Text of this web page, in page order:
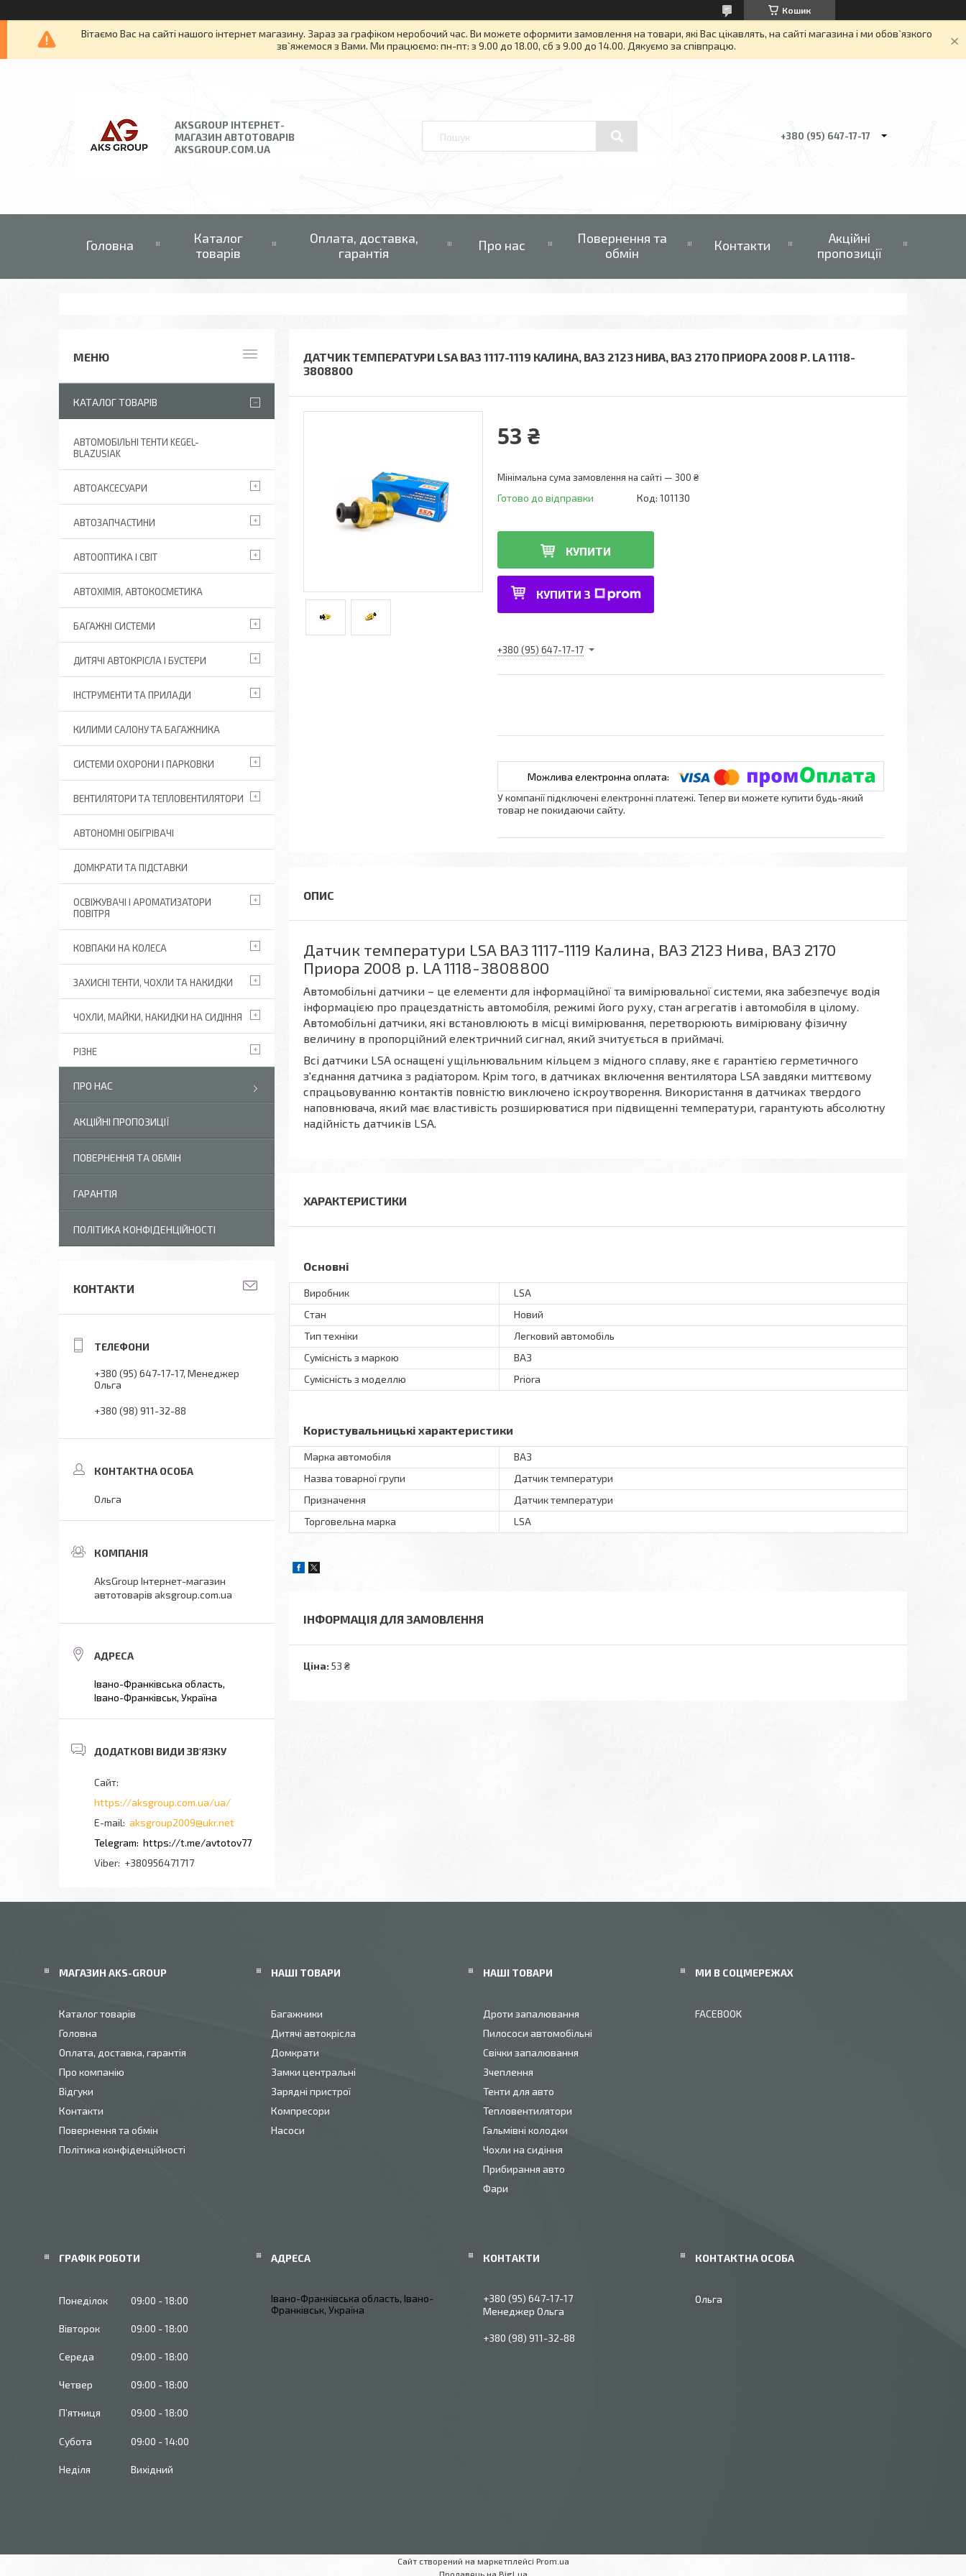
Кошик
Вітаємо Вас на сайті нашого інтернет магазину. Зараз за графіком неробочий час. Ви можете оформити замовлення на товари, які Вас цікавлять, на сайті магазина і ми обов`язкого
зв`яжемося з Вами. Ми працюємо: пн-пт: з 9.00 до 18.00, сб з 9.00 до 14.00. Дякуємо за співпрацю.
AKSGROUP ІНТЕРНЕТ-
МАГАЗИН АВТОТОВАРІВ
AKSGROUP.COM.UA
+380 (95) 647-17-17
Головна
Каталог
товарів
Оплата, доставка,
гарантія
Про нас
Повернення та
обмін
Контакти
Акційні
пропозиції
ДАТЧИК ТЕМПЕРАТУРИ LSA ВАЗ 1117-1119 КАЛИНА, ВАЗ 2123 НИВА, ВАЗ 2170 ПРИОРА 2008 Р. LA 1118-
3808800
53 ₴
Мінімальна сума замовлення на сайті — 300 ₴
Готово до відправки Код: 101130
КУПИТИ
КУПИТИ З
+380 (95) 647-17-17
У компанії підключені електронні платежі. Тепер ви можете купити будь-який
товар не покидаючи сайту.
Датчик температури LSA ВАЗ 1117-1119 Калина, ВАЗ 2123 Нива, ВАЗ 2170
Приора 2008 р. LA 1118-3808800
Автомобільні датчики – це елементи для інформаційної та вимірювальної системи, яка забезпечує водія
інформацією про працездатність автомобіля, режимі його руху, стан агрегатів і автомобіля в цілому.
Автомобільні датчики, які встановлюють в місці вимірювання, перетворюють вимірювану фізичну
величину в пропорційний електричний сигнал, який зчитується в приймачі.
Всі датчики LSA оснащені ущільнювальним кільцем з мідного сплаву, яке є гарантією герметичного
з'єднання датчика з радіатором. Крім того, в датчиках включення вентилятора LSA завдяки миттєвому
спрацьовуванню контактів повністю виключено іскроутворення. Використання в датчиках твердого
наповнювача, який має властивість розширюватися при підвищенні температури, гарантують абсолютну
надійність датчиків LSA.
ХАРАКТЕРИСТИКИ
Основні
Виробник
LSA
Стан
Новий
Тип техніки
Легковий автомобіль
Сумісність з маркою
ВАЗ
Сумісність з моделлю
Priora
Користувальницькі характеристики
Марка автомобіля
ВАЗ
Назва товарної групи
Датчик температури
Призначення
Датчик температури
Торговельна марка
LSA
ІНФОРМАЦІЯ ДЛЯ ЗАМОВЛЕННЯ
Ціна: 53 ₴
КАТАЛОГ ТОВАРІВ
АВТОМОБІЛЬНІ ТЕНТИ KEGEL-
BLAZUSIAK
АВТОАКСЕСУАРИ
АВТОЗАПЧАСТИНИ
АВТООПТИКА І СВІТ
АВТОХІМІЯ, АВТОКОСМЕТИКА
БАГАЖНІ СИСТЕМИ
ДИТЯЧІ АВТОКРІСЛА І БУСТЕРИ
ІНСТРУМЕНТИ ТА ПРИЛАДИ
КИЛИМИ САЛОНУ ТА БАГАЖНИКА
СИСТЕМИ ОХОРОНИ І ПАРКОВКИ
ВЕНТИЛЯТОРИ ТА ТЕПЛОВЕНТИЛЯТОРИ
АВТОНОМНІ ОБІГРІВАЧІ
ДОМКРАТИ ТА ПІДСТАВКИ
ОСВІЖУВАЧІ І АРОМАТИЗАТОРИ
ПОВІТРЯ
КОВПАКИ НА КОЛЕСА
ЗАХИСНІ ТЕНТИ, ЧОХЛИ ТА НАКИДКИ
ЧОХЛИ, МАЙКИ, НАКИДКИ НА СИДІННЯ
РІЗНЕ
ПРО НАС
АКЦІЙНІ ПРОПОЗИЦІЇ
ПОВЕРНЕННЯ ТА ОБМІН
ГАРАНТІЯ
ПОЛІТИКА КОНФІДЕНЦІЙНОСТІ
КОНТАКТИ
+380 (95) 647-17-17 Менеджер
Ольга
+380 (98) 911-32-88
Ольга
AksGroup Інтернет-магазин
автотоварів aksgroup.com.ua
Івано-Франківська область,
Івано-Франківськ, Україна
https://aksgroup.com.ua/ua/
aksgroup2009@ukr.net
https://t.me/avtotov77
+380956471717
МАГАЗИН AKS-GROUP
Каталог товарів
Головна
Оплата, доставка, гарантія
Про компанію
Відгуки
Контакти
Повернення та обмін
Політика конфіденційності
НАШІ ТОВАРИ
Багажники
Дитячі автокрісла
Домкрати
Замки центральні
Зарядні пристрої
Компресори
Насоси
НАШІ ТОВАРИ
Дроти запалювання
Пилососи автомобільні
Свічки запалювання
Зчеплення
Тенти для авто
Тепловентилятори
Гальмівні колодки
Чохли на сидіння
Прибирання авто
Фари
МИ В СОЦМЕРЕЖАХ
FACEBOOK
ГРАФІК РОБОТИ
Понеділок 09:00 18:00
Вівторок 09:00 18:00
Середа 09:00 18:00
Четвер 09:00 18:00
Пʼятниця 09:00 18:00
Субота 09:00 14:00
Неділя Вихідний
Івано-Франківська область, Івано-
Франківськ, Україна
+380 (95) 647-17-17
Менеджер Ольга
+380 (98) 911-32-88
Ольга
Сайт створений на маркетплейсі Prom.ua
Продавець на Bigl.ua